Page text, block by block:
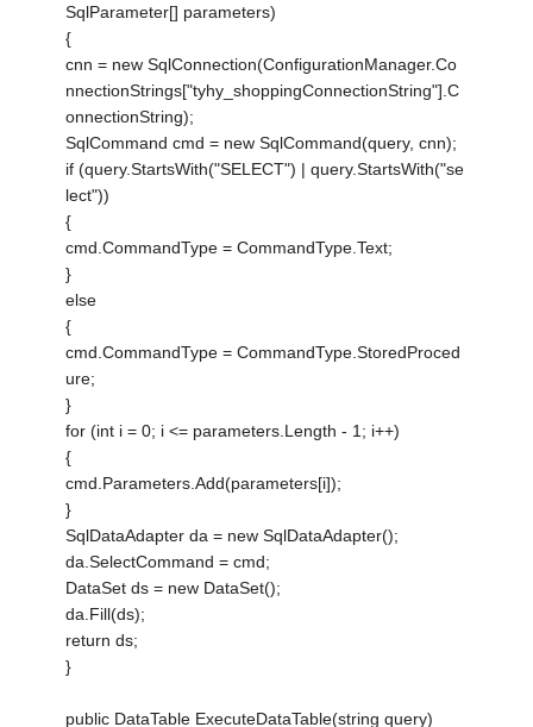
SqlParameter[] parameters)
{
cnn = new SqlConnection(ConfigurationManager.Co
nnectionStrings["tyhy_shoppingConnectionString"].C
onnectionString);
SqlCommand cmd = new SqlCommand(query, cnn);
if (query.StartsWith("SELECT") | query.StartsWith("se
lect"))
{
cmd.CommandType = CommandType.Text;
}
else
{
cmd.CommandType = CommandType.StoredProced
ure;
}
for (int i = 0; i <= parameters.Length - 1; i++)
{
cmd.Parameters.Add(parameters[i]);
}
SqlDataAdapter da = new SqlDataAdapter();
da.SelectCommand = cmd;
DataSet ds = new DataSet();
da.Fill(ds);
return ds;
}
public DataTable ExecuteDataTable(string query)